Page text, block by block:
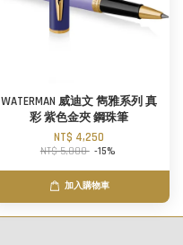
WATERMAN 威迪文 雋雅系列 真
彩 紫色金夾 鋼珠筆
NT$ 4,250
NT$ 5,000 -15%
加入購物車